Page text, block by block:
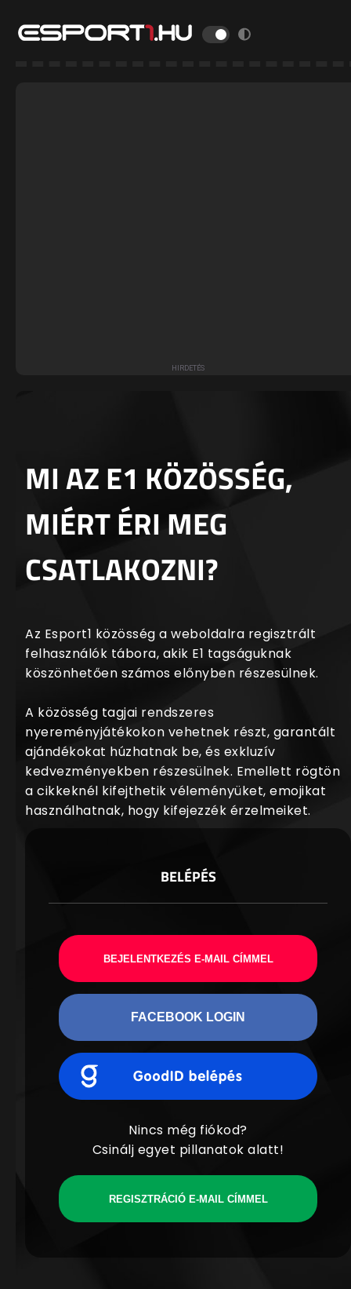
MI AZ E1 KÖZÖSSÉG,
MIÉRT ÉRI MEG
CSATLAKOZNI?
Az Esport1 közösség a weboldalra regisztrált
felhasználók tábora, akik E1 tagságuknak
köszönhetően számos előnyben részesülnek.
A közösség tagjai rendszeres
nyereményjátékokon vehetnek részt, garantált
ajándékokat húzhatnak be, és exkluzív
kedvezményekben részesülnek. Emellett rögtön
a cikkeknél kifejthetik véleményüket, emojikat
használhatnak, hogy kifejezzék érzelmeiket.
BELÉPÉS
BEJELENTKEZÉS E-MAIL CÍMMEL
FACEBOOK LOGIN
Nincs még fiókod?
Csinálj egyet pillanatok alatt!
REGISZTRÁCIÓ E-MAIL CÍMMEL